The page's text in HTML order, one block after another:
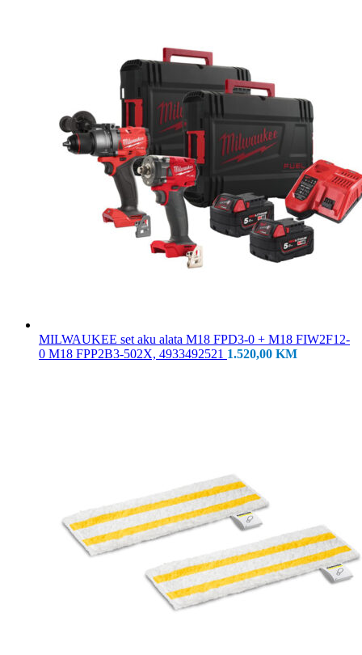
MILWAUKEE set aku alata M18 FPD3-0 + M18 FIW2F12-
0 M18 FPP2B3-502X, 4933492521 1.520,00 KM